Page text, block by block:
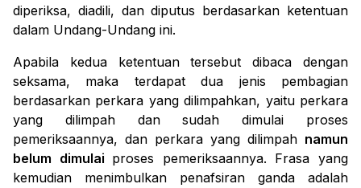
diperiksa, diadili, dan diputus berdasarkan ketentuan
dalam Undang-Undang ini.
Apabila kedua ketentuan tersebut dibaca dengan
seksama, maka terdapat dua jenis pembagian
berdasarkan perkara yang dilimpahkan, yaitu perkara
yang dilimpah dan sudah dimulai proses
pemeriksaannya, dan perkara yang dilimpah namun
belum dimulai proses pemeriksaannya. Frasa yang
kemudian menimbulkan penafsiran ganda adalah